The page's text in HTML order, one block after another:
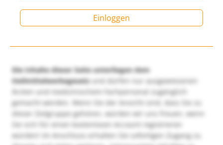
Einloggen
Die Inhalte dieser Seite unterliegen dem
Heilmittelwerbegesetzund dürfen nur ausgewiesenen
Ärzten und medizinischem Fachpersonal zugänglich
gemacht werden. Wenn Sie der Ansicht sind, dass Sie zu
dieser Zielgruppe gehören, würden wir uns freuen, wenn
Sie sich für einen kostenlosen Account registrieren
würden! Im Anschluss erhalten Sie sofortigen Zugang zu